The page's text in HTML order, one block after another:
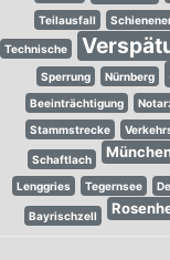
Teilausfall
Technische
Sperrung Nürnberg
Beeinträchtigung
Stammstrecke
Schaftlach
Lenggries
Tegernsee
Bayrischzell